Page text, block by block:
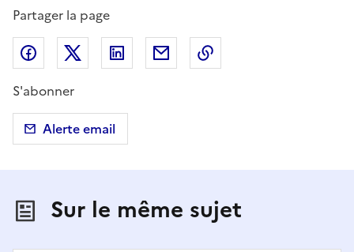
Partager la page
Partager sur Facebook
Partager sur X (anciennement Twitter)
Partager sur LinkedIn
Partager par email
S'abonner
Alerte email
Sur le même sujet